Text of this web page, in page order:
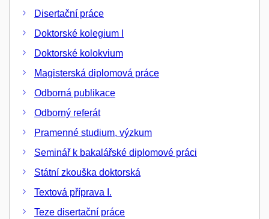
Disertační práce
Doktorské kolegium I
Doktorské kolokvium
Magisterská diplomová práce
Odborná publikace
Odborný referát
Pramenné studium, výzkum
Seminář k bakalářské diplomové práci
Státní zkouška doktorská
Textová příprava I.
Teze disertační práce